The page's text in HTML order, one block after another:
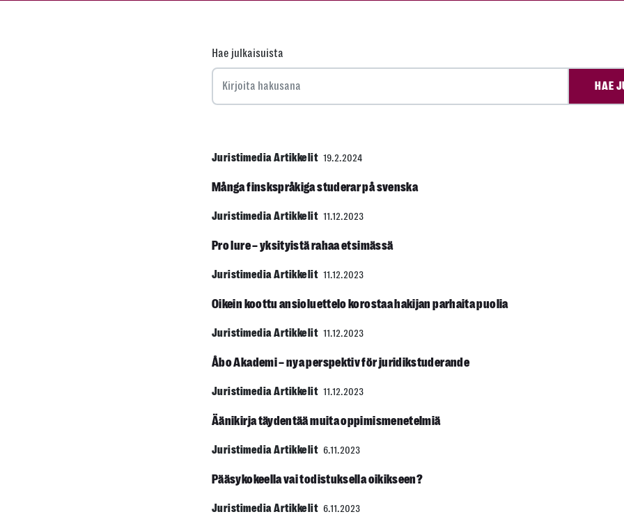
Hae julkaisuista
HAE
Juristimedia Artikkelit 19.2.2024
Många finskspråkiga studerar på svenska
Juristimedia Artikkelit 11.12.2023
Pro Iure – yksityistä rahaa etsimässä
Juristimedia Artikkelit 11.12.2023
Oikein koottu ansioluettelo korostaa hakijan parhaita puolia
Juristimedia Artikkelit 11.12.2023
Åbo Akademi – nya perspektiv för juridikstuderande
Juristimedia Artikkelit 11.12.2023
Äänikirja täydentää muita oppimis­menetelmiä
Juristimedia Artikkelit 6.11.2023
Pääsykokeella vai todistuksella oikikseen?
Juristimedia Artikkelit 6.11.2023